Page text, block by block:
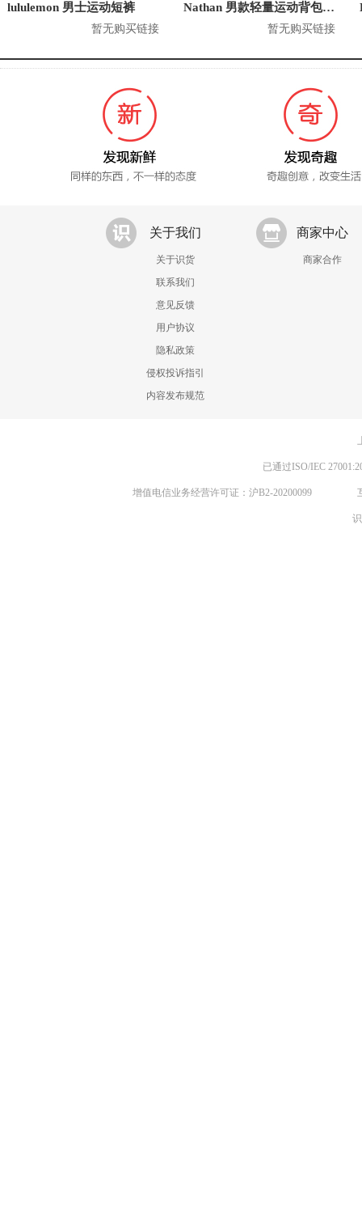
lululemon 男士运动短裤
暂无购买链接
Nathan 男款轻量运动背包 4532
暂无购买链接
关于我们
关于识货
联系我们
意见反馈
用户协议
隐私政策
侵权投诉指引
内容发布规范
商家中心
商家合作
已通过ISO/IEC
增值电信业务经营许可证：沪B2-20200099